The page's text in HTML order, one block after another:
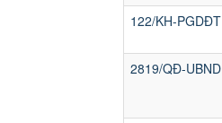
122/KH-PGDĐT
2819/QĐ-UBND